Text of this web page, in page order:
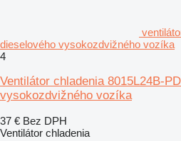
dieselového vysokozdvižného vozíka
4
Ventilátor chladenia 8015L24B-
vysokozdvižného vozíka
37 € Bez DPH
Ventilátor chladenia